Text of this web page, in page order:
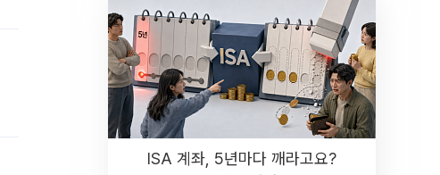
ISA 계좌, 5년마다 깨라고요?